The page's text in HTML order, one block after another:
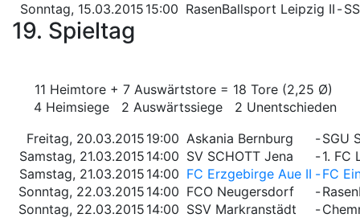
Sonntag, 15.03.2015 15:00 RasenBallsport Leipzig II -
19. Spieltag
11 Heimtore + 7 Auswärtstore = 18 Tore (2,25 Ø)
4 Heimsiege 2 Auswärtssiege 2 Unentschieden
Freitag, 20.03.2015 19:00 Askania Bernburg -SGU
Samstag, 21.03.2015 14:00 SV SCHOTT Jena -1. FC
Samstag, 21.03.2015 14:00 FC Erzgebirge Aue II -FC
Sonntag, 22.03.2015 14:00 FCO Neugersdorf -
Sonntag, 22.03.2015 14:00 SSV Markranstädt -